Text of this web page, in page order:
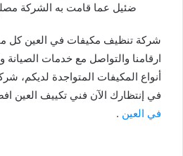
ضئيل عما قامت به الشركة
شركة تنظيف مكيفات في العين كل
ارقامنا والتواصل مع خدمات
أنواع المكيفات المتواجدة لديكم،
في إنتظارك الآن فني تكييف العين
في العين .